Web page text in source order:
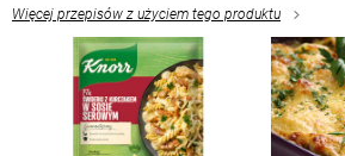
Więcej przepisów z użyciem tego produktu